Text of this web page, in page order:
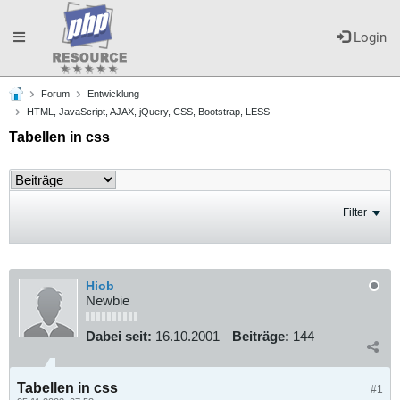
Login
Toggle
navigation
Forum
Entwicklung
HTML, JavaScript, AJAX, jQuery, CSS, Bootstrap, LESS
Tabellen in css
Filter
Hiob
Newbie
Dabei seit: 16.10.2001 Beiträge: 144
#1
Tabellen in css